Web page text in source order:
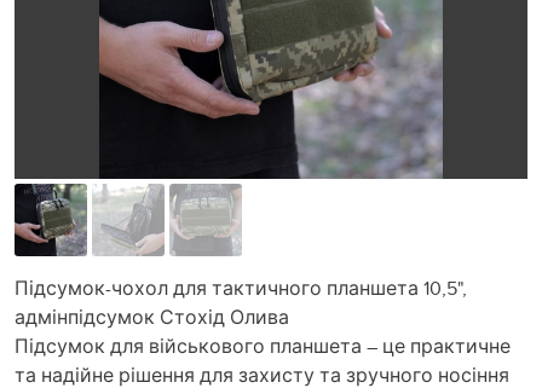
Підсумок-чохол для тактичного планшета 10,5",
адмінпідсумок Стохід Олива
Підсумок для військового планшета – це практичне
та надійне рішення для захисту та зручного носіння